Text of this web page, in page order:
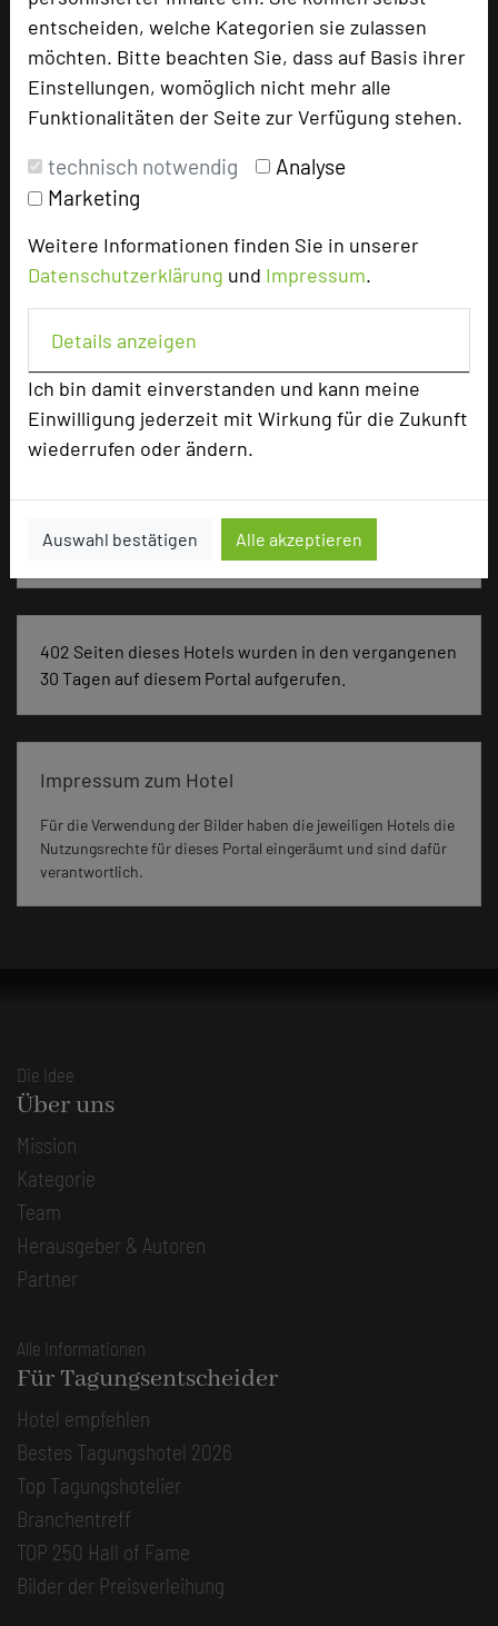
entscheiden, welche Kategorien sie zulassen
möchten. Bitte beachten Sie, dass auf Basis ihrer
Einstellungen, womöglich nicht mehr alle
Funktionalitäten der Seite zur Verfügung stehen.
technisch notwendig
Analyse
Marketing
Weitere Informationen finden Sie in unserer
Datenschutzerklärung und Impressum.
Details anzeigen
Ich bin damit einverstanden und kann meine
Einwilligung jederzeit mit Wirkung für die Zukunft
wiederrufen oder ändern.
Auswahl bestätigen Alle akzeptieren
Hoteldaten
Max. Tagungskapazität (Personen)
U-Form
50
Parlamentarisch
Tagungsräume
Zimmer
Doppelzimmer
Einzelzimmer
8
Suiten
Maisonettes
Klausur, Event, Kreativprozesse
402 Seiten dieses Hotels wurden in den vergangenen
30 Tagen auf diesem Portal aufgerufen.
Impressum zum Hotel
Für die Verwendung der Bilder haben die jeweiligen Hotels die
Nutzungsrechte für dieses Portal eingeräumt und sind dafür
verantwortlich.
Die Idee
Über uns
Mission
Kategorie
Team
Herausgeber & Autoren
Partner
Alle Informationen
Für Tagungsentscheider
Hotel empfehlen
Bestes Tagungshotel 2026
Top Tagungshotelier
Branchentreff
TOP 250 Hall of Fame
Bilder der Preisverleihung